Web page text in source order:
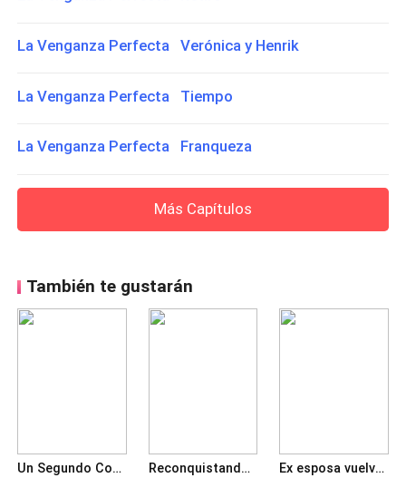
La Venganza Perfecta Verónica y Henrik
La Venganza Perfecta Tiempo
La Venganza Perfecta Franqueza
Más Capítulos
También te gustarán
Un Segundo Comienzo Con Mi Ex-esposo Reconquistando a mi amante secreta millonaria Ex esposa vuelve a mi